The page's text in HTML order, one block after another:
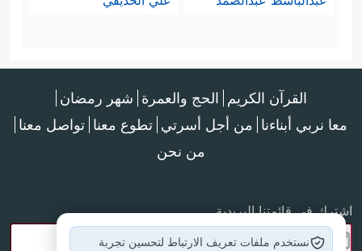
القرآن الكريم الحج والعمرة شهر رمضان
معا نربي أبناءنا من أجل أسرتي تطوع معنا تواصل معنا
من نحن
اشترك في قائمتنا البريدية
نستخدم ملفات تعريف الارتباط لتحسين تجربة